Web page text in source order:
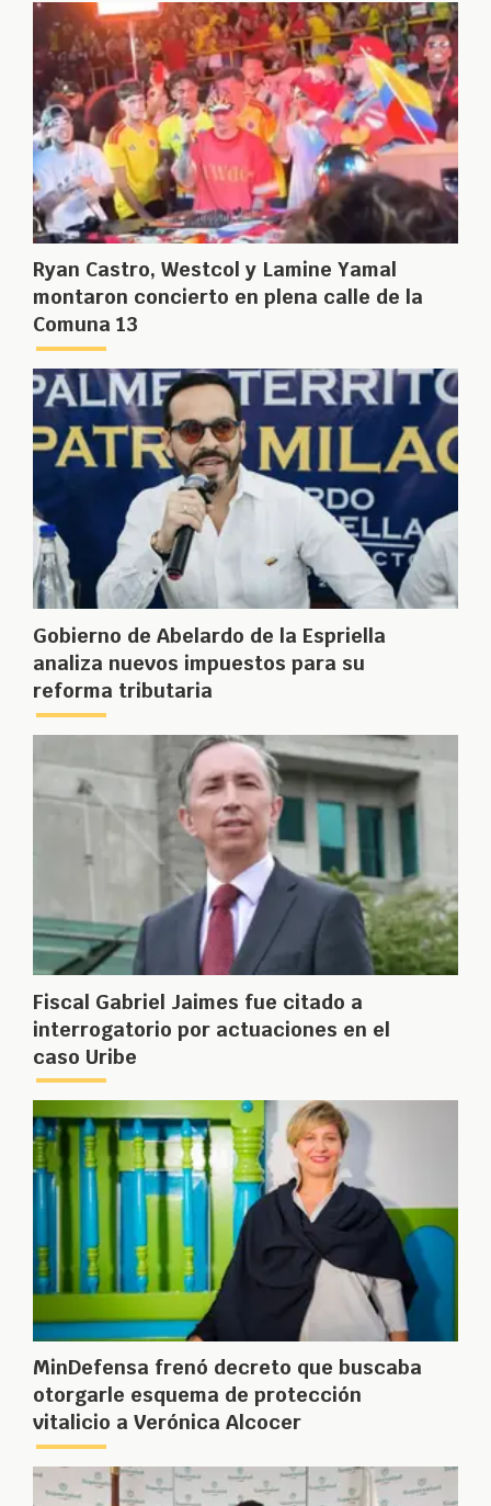
Ryan Castro, Westcol y Lamine Yamal
montaron concierto en plena calle de la
Comuna 13
Gobierno de Abelardo de la Espriella
analiza nuevos impuestos para su
reforma tributaria
Fiscal Gabriel Jaimes fue citado a
interrogatorio por actuaciones en el
caso Uribe
MinDefensa frenó decreto que buscaba
otorgarle esquema de protección
vitalicio a Verónica Alcocer